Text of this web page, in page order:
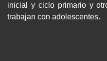
inicial y ciclo primario y
trabajan con adolescentes.